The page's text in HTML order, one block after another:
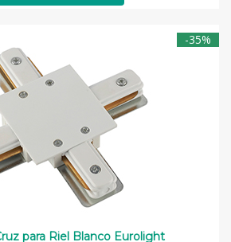
-35%
para Riel Blanco Eurolight